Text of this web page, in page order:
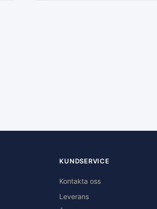
KUNDSERVICE
Kontakta oss
Leverans